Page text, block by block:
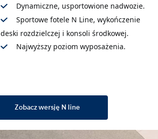
Dynamiczne, usportowione nadwozie.
Sportowe fotele N Line, wykończenie
deski rozdzielczej i konsoli środkowej.
Najwyższy poziom wyposażenia.
Zobacz wersję N line